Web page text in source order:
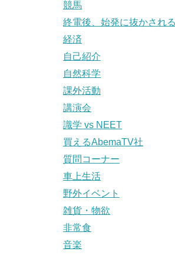
競馬
終電後、始発に抜かされ
経済
自己紹介
自然科学
課外活動
講演会
識学 vs NEET
買えるAbemaTV社
質問コーナー
車上生活
野外イベント
雑貨・物欲
非常食
音楽